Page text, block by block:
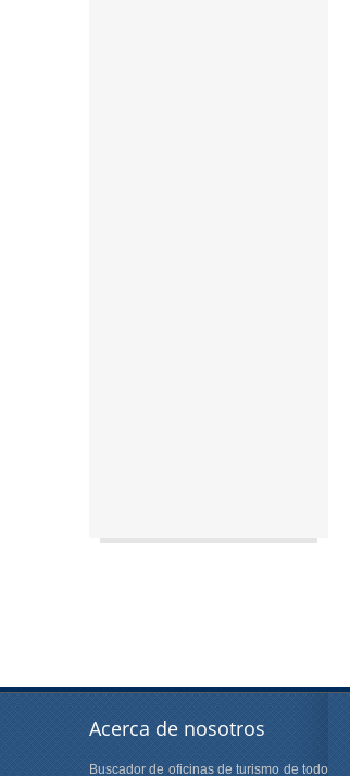
Acerca de nosotros
Buscador de oficinas de turismo de todo